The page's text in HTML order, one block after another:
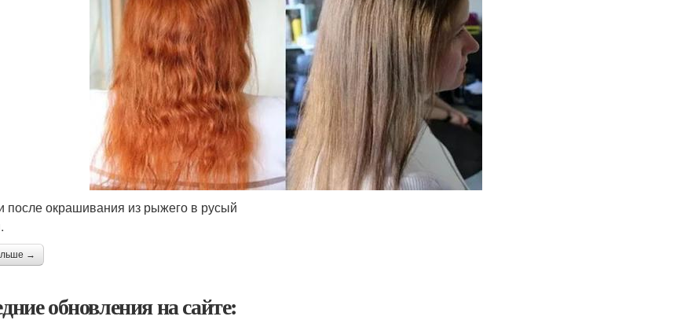
после окрашивания из рыжего в русый
→
обновления на сайте: